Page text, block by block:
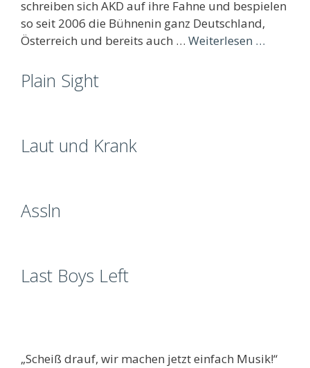
schreiben sich AKD auf ihre Fahne und bespielen
so seit 2006 die Bühnenin ganz Deutschland,
Österreich und bereits auch … Weiterlesen …
Plain Sight
Laut und Krank
Assln
Last Boys Left
„Scheiß drauf, wir machen jetzt einfach Musik!“